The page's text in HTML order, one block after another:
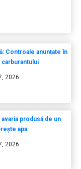
Controale anunțate în
2026
produsă de un
apa
2026